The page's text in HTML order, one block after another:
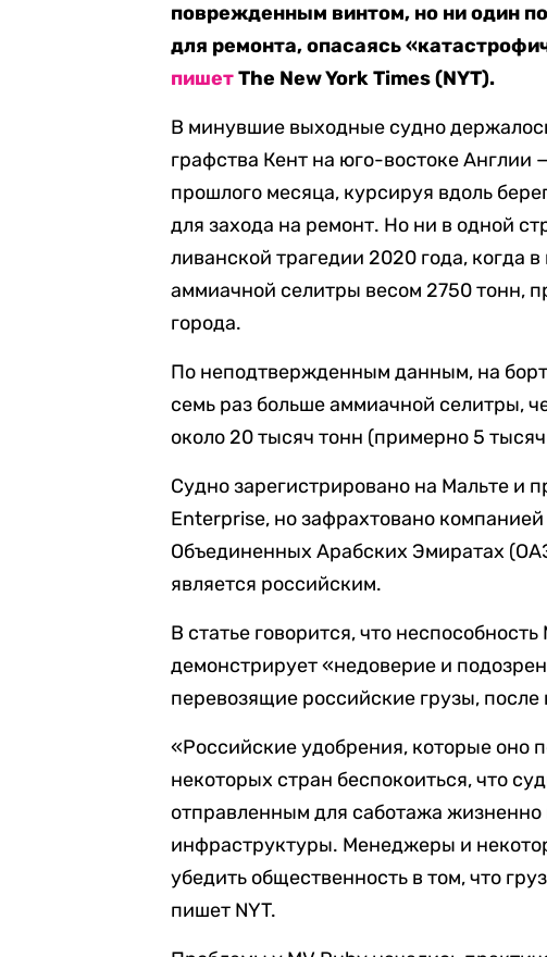
поврежденным винтом, но ни один
для ремонта, опасаясь
пишетThe New York Times (NYT).
В минувшие выходные судно
графства Кент на юго-востоке Англии
прошлого месяца, курсируя вдоль
для захода на ремонт. Но ни в одной
ливанской трагедии 2020 года, когда
аммиачной селитры весом 2750 тонн,
города.
По неподтвержденным данным, на
семь раз больше аммиачной селитры,
около 20 тысяч тонн (примерно 5
Судно зарегистрировано на Мальте и
Enterprise, но зафрахтовано
Объединенных Арабских Эмиратах
является российским.
В статье говорится, что
демонстрирует «недоверие и
перевозящие российские грузы,
«Российские удобрения, которые оно
некоторых стран беспокоиться, что
отправленным для саботажа
инфраструктуры. Менеджеры и
убедить общественность в том, что
пишет NYT.